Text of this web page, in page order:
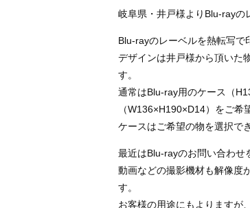
岐阜県・井戸様よりBlu-rayの
Blu-rayのレーベルを熱転写で
デザインは井戸様から頂いた
す。
通常はBlu-ray用のケース（
（W136×H190×D14）をご希
ケースはご希望の物を選択で
最近はBlu-rayのお問い合わせ
動画などの撮影機材も解像度
す。
お客様の用途にもよりますが